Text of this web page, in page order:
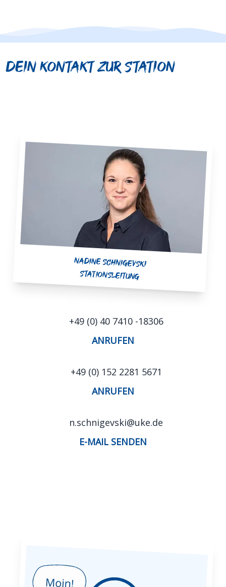
Dein Kontakt zur Station
Nadine Schnigevski
Stationsleitung
ANRUFEN
+49 (0) 40 7410 -18306
ANRUFEN
+49 (0) 152 2281 5671
E-MAIL SENDEN
n.schnigevski@uke.de